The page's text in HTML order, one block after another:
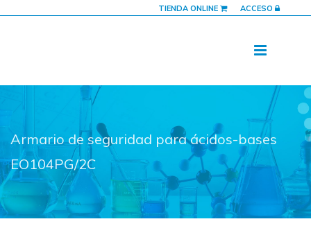
TIENDA ONLINE ACCESO
Armario de seguridad para ácidos-bases
EO104PG/2C